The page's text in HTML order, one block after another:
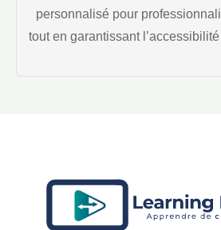
personnalisé pour
tout en garantissant